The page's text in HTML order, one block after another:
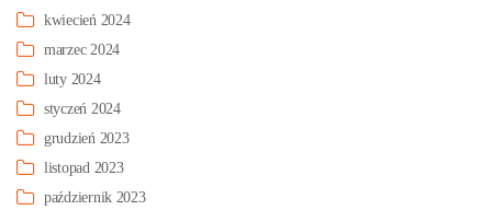
kwiecień 2024
marzec 2024
luty 2024
styczeń 2024
grudzień 2023
listopad 2023
październik 2023